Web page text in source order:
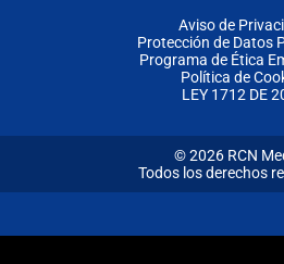
Aviso de
Protección de Datos
Programa de Ética
Política de
LEY 1712 DE
© 2026 RCN
Todos los derechos